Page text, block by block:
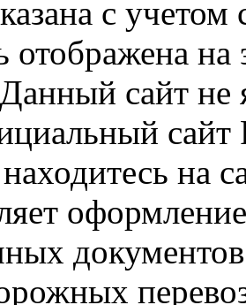
с
отображена
сайт не
сайт
на